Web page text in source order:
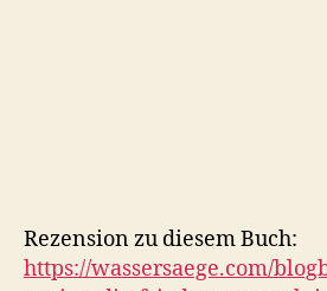
Rezension zu diesem Buch:
https://wassersaege.com/